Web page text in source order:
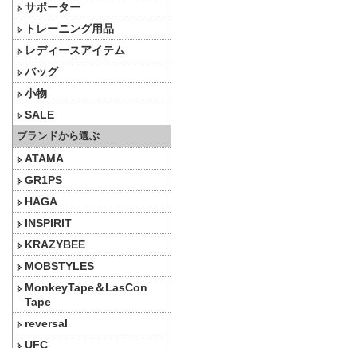
サポーター
トレーニング用品
レディースアイテム
バッグ
小物
SALE
ブランドから選ぶ
ATAMA
GR1PS
HAGA
INSPIRIT
KRAZYBEE
MOBSTYLES
MonkeyTape＆LasCon
Tape
reversal
UFC